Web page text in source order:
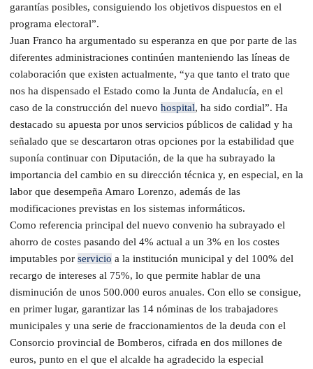
garantías posibles, consiguiendo los objetivos dispuestos en el
programa electoral”.
Juan Franco ha argumentado su esperanza en que por parte de las
diferentes administraciones continúen manteniendo las líneas de
colaboración que existen actualmente, “ya que tanto el trato que
nos ha dispensado el Estado como la Junta de Andalucía, en el
caso de la construcción del nuevo hospital, ha sido cordial”. Ha
destacado su apuesta por unos servicios públicos de calidad y ha
señalado que se descartaron otras opciones por la estabilidad que
suponía continuar con Diputación, de la que ha subrayado la
importancia del cambio en su dirección técnica y, en especial, en la
labor que desempeña Amaro Lorenzo, además de las
modificaciones previstas en los sistemas informáticos.
Como referencia principal del nuevo convenio ha subrayado el
ahorro de costes pasando del 4% actual a un 3% en los costes
imputables por servicio a la institución municipal y del 100% del
recargo de intereses al 75%, lo que permite hablar de una
disminución de unos 500.000 euros anuales. Con ello se consigue,
en primer lugar, garantizar las 14 nóminas de los trabajadores
municipales y una serie de fraccionamientos de la deuda con el
Consorcio provincial de Bomberos, cifrada en dos millones de
euros, punto en el que el alcalde ha agradecido la especial